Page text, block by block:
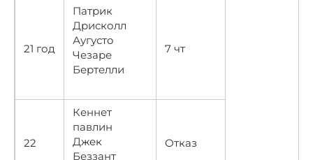
21 год
Патрик
Дрисколл
Аугусто
Чезаре
Бертелли
7 чт
22
Кеннет
павлин
Джек
Беззант
Отказ